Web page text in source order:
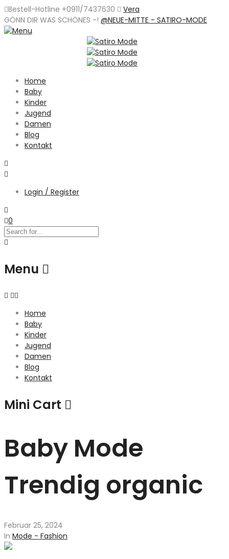
Bestell-Hotline +0911/7437630
Vera
GÖNN DIR WAS SCHÖNES -! @NEUE-MITTE - SATIRO-MODE
Home
Baby
Kinder
Jugend
Damen
Blog
Kontakt
Login / Register
0
Menu
Home
Baby
Kinder
Jugend
Damen
Blog
Kontakt
Mini Cart
Baby Mode
Trendig organic
Februar 25, 2024
In Mode - Fashion